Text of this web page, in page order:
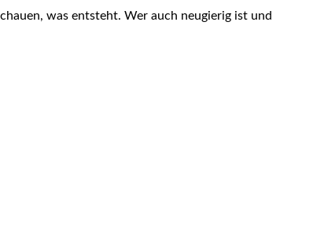
was entsteht. Wer auch neugierig ist und